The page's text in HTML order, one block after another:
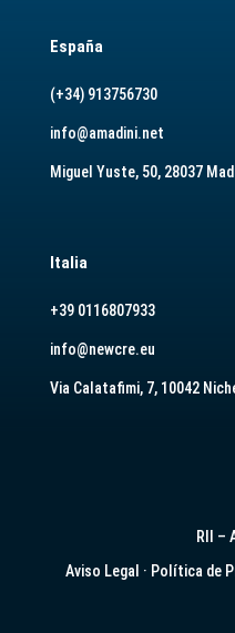
España
(+34) 913756730
info@amadini.net
Miguel Yuste, 50, 28037
Italia
+39 0116807933
info@newcre.eu
Via Calatafimi, 7, 10042
RII –
Aviso Legal · Política de